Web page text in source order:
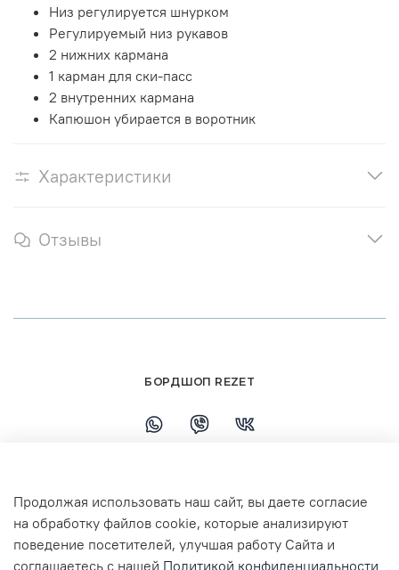
Низ регулируется шнурком
Регулируемый низ рукавов
2 нижних кармана
1 карман для ски-пасс
2 внутренних кармана
Капюшон убирается в воротник
Характеристики
Отзывы
г. Ярославль, ул. Республиканская, 7 ТЦ
Флагман 3 этаж
БОРДШОП REZET
Продолжая использовать наш сайт, вы даете согласие
на обработку файлов cookie, которые анализируют
поведение посетителей, улучшая работу Сайта и
соглашаетесь с нашей Политикой конфиденциальности